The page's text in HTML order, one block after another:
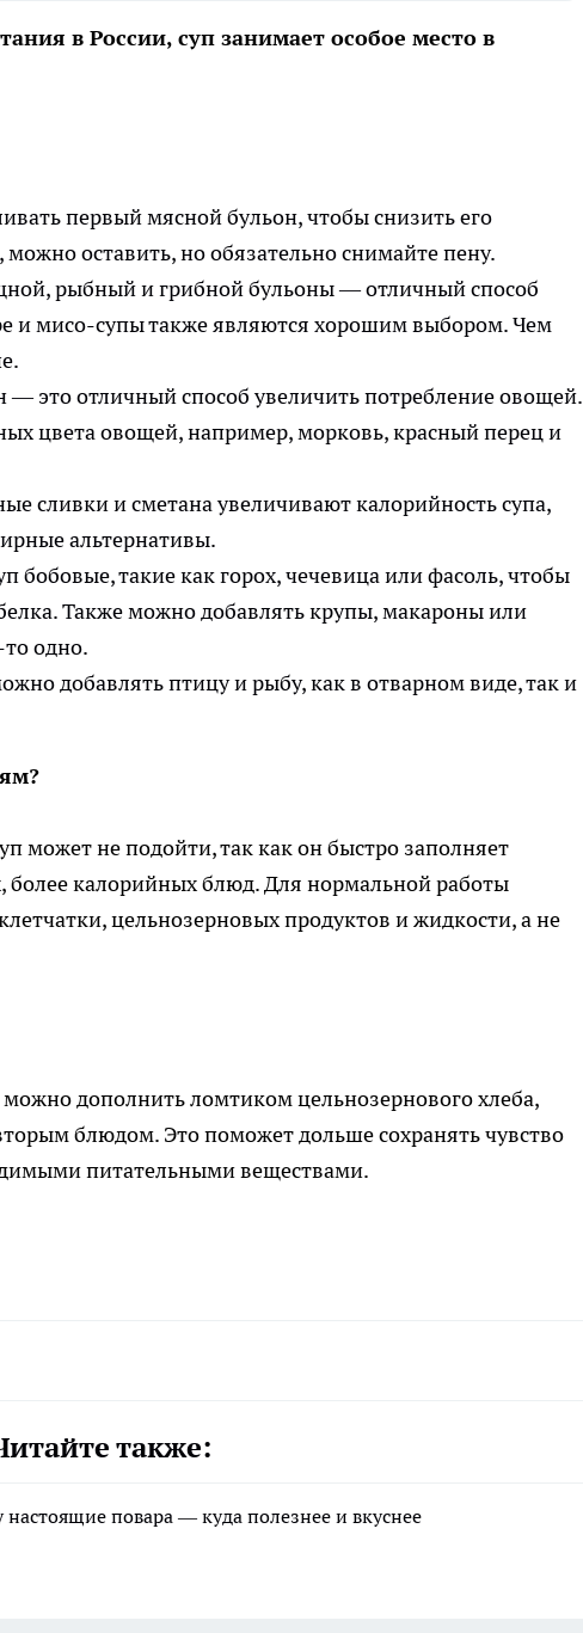
в России, суп занимает особое место в
первый мясной бульон, чтобы снизить его
оставить, но обязательно снимайте пену.
рыбный и грибной бульоны — отличный способ
и мисо-супы также являются хорошим выбором. Чем
это отличный способ увеличить потребление овощей.
цвета овощей, например, морковь, красный перец и
сливки и сметана увеличивают калорийность супа,
альтернативы.
бобовые, такие как горох, чечевица или фасоль, чтобы
Также можно добавлять крупы, макароны или
одно.
добавлять птицу и рыбу, как в отварном виде, так и
может не подойти, так как он быстро заполняет
более калорийных блюд. Для нормальной работы
цельнозерновых продуктов и жидкости, а не
дополнить ломтиком цельнозернового хлеба,
блюдом. Это поможет дольше сохранять чувство
питательными веществами.
также:
повара — куда полезнее и вкуснее